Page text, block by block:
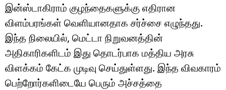
லைஃப்ஸ்டைல்
வணிகம்
டெக்னாலஜி
ஆன்மீகம்
இன்ஸ்டாகிராம் குழந்தைகளுக்கு எதிரான
விளம்பரங்கள் வெளியானதாக சர்ச்சை எழுந்தது.
இந்த நிலையில், மெட்டா நிறுவனத்தின்
அதிகாரிகளிடம் இது தொடர்பாக மத்திய அரசு
விளக்கம் கேட்க முடிவு செய்துள்ளது. இந்த விவகாரம்
பெற்றோர்களிடையே பெரும் அச்சத்தை